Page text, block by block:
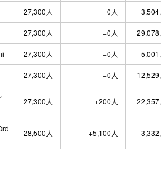
27,300人 +0人
27,300人 +0人
27,300人 +0人
27,300人 +0人
27,300人 +200人
28,500人 +5,100人